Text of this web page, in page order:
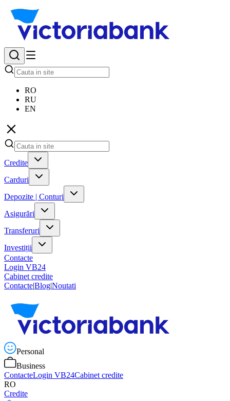
RO
RU
EN
Credite
Carduri
Depozite | Conturi
Asigurări
Transferuri
Investiții
Contacte
Login VB24
Cabinet credite
Contacte|Blog|Noutati
Personal
Business
ContacteLogin VB24Cabinet credite
RO
Credite